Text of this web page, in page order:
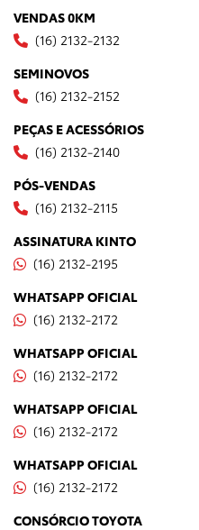
VENDAS 0KM
(16) 2132-2132
SEMINOVOS
(16) 2132-2152
PEÇAS E ACESSÓRIOS
(16) 2132-2140
PÓS-VENDAS
(16) 2132-2115
ASSINATURA KINTO
(16) 2132-2195
WHATSAPP OFICIAL
(16) 2132-2172
WHATSAPP OFICIAL
(16) 2132-2172
WHATSAPP OFICIAL
(16) 2132-2172
WHATSAPP OFICIAL
(16) 2132-2172
CONSÓRCIO TOYOTA